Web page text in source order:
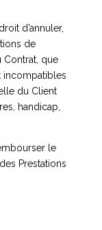
d’annuler,
de
Contrat, que
incompatibles
du Client
handicap,
le
Prestations